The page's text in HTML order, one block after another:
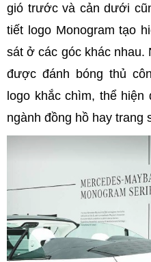
gió trước và cản dưới
tiết logo Monogram tạo
sát ở các góc khác nhau.
được đánh bóng thủ
logo khắc chìm, thể
ngành đồng hồ hay trang